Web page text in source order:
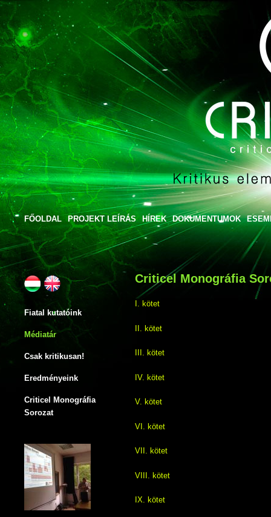
FŐOLDAL PROJEKT LEÍRÁS HÍREK DOKUMENTUMOK
Fiatal kutatóink
Médiatár
Csak kritikusan!
Eredményeink
Criticel Monográfia
Sorozat
Criticel Monográfia
I. kötet
II. kötet
III. kötet
IV. kötet
V. kötet
VI. kötet
VII. kötet
VIII. kötet
IX. kötet